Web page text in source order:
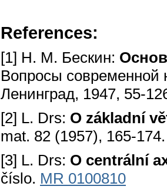
References:
[1] H. M. Бескин:
Вопросы современной
Ленинград, 1947, 55-
[2] L. Drs: O základní
mat. 82 (1957), 165-
[3] L. Drs: O centrální
číslo. MR 0100810